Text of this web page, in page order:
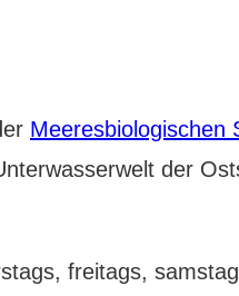
Meeresbiologischen
der
freitags,